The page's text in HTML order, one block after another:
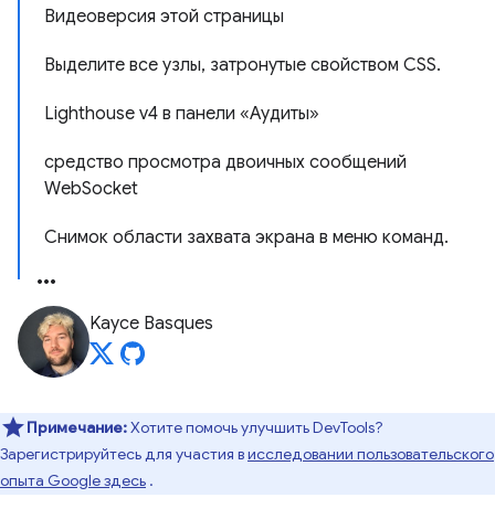
Видеоверсия этой страницы
Выделите все узлы, затронутые свойством CSS.
Lighthouse v4 в панели «Аудиты»
средство просмотра двоичных сообщений
WebSocket
Снимок области захвата экрана в меню команд.
Kayce Basques
Примечание:Хотите помочь улучшить DevTools?
Зарегистрируйтесь для участия висследовании пользовательского
опыта Google здесь .